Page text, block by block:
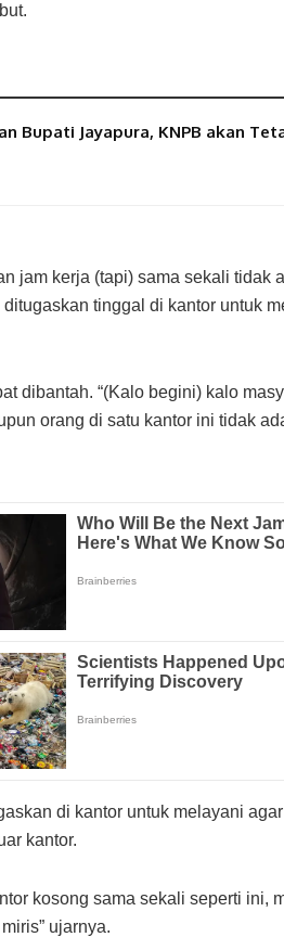
Bupati Jayapura, KNPB akan
jam kerja (tapi) sama sekali tidak
tinggal di kantor untuk
dibantah. “(Kalo begini) kalo
orang di satu kantor ini tidak
di kantor untuk melayani
kantor.
kosong sama sekali seperti ini,
ujarnya.